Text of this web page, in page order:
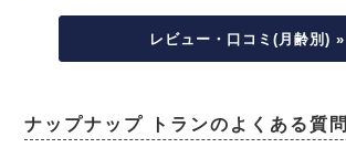
レビュー・口コミ(月齢別) »
ナップナップ トランのよくある質問